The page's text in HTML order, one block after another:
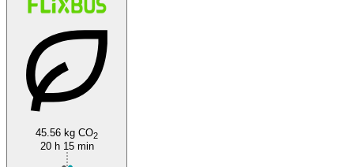
45.56 kg CO2
20 h 15 min